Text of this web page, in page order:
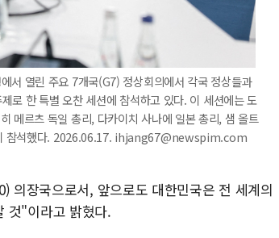
서 열린 주요 7개국(G7) 정상회의에서 각국 정상들과
로 한 특별 오찬 세션에 참석하고 있다. 이 세션에는 도
메르츠 독일 총리, 다카이치 사나에 일본 총리, 샘 올트
참석했다. 2026.06.17. ihjang67@newspim.com
의장국으로서, 앞으로도 대한민국은 전 세계의
것"이라고 밝혔다.